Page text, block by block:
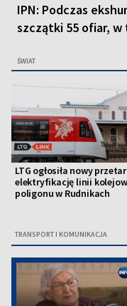
IPN: Podczas
szczątki 55 ofiar, w
ŚWIAT
LTG ogłosiła nowy
elektryfikację linii
poligonu w Rudnikach
TRANSPORT I KOMUNIKACJA